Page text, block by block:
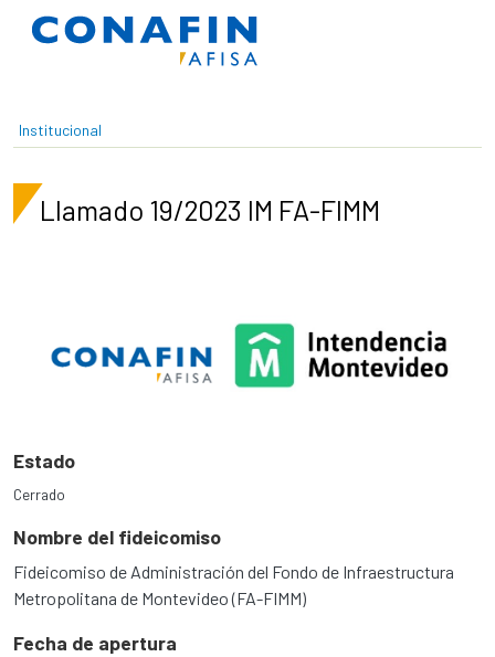
Pasar al contenido principal
Institucional
Llamado 19/2023 IM FA-FIMM
Estado
Cerrado
Nombre del fideicomiso
Fideicomiso de Administración del Fondo de Infraestructura
Metropolitana de Montevideo (FA-FIMM)
Fecha de apertura